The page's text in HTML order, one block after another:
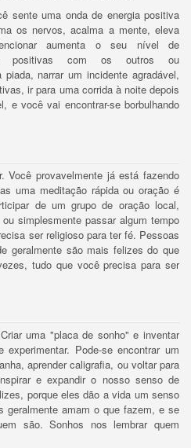
sente uma onda de energia positiva
os nervos, acalma a mente, eleva
aumenta o seu nível de
positivas com os outros ou
piada, narrar um incidente agradável,
ir para uma corrida à noite depois
e você vai encontrar-se borbulhando
Você provavelmente já está fazendo
uma meditação rápida ou oração é
de um grupo de oração local,
simplesmente passar algum tempo
ser religioso para ter fé. Pessoas
geralmente são mais felizes do que
tudo que você precisa para ser
Criar uma "placa de sonho" e inventar
Pode-se encontrar um
aprender caligrafia, ou voltar para
e expandir o nosso senso de
porque eles dão a vida um senso
geralmente amam o que fazem, e se
são.Sonhos nos lembrar quem